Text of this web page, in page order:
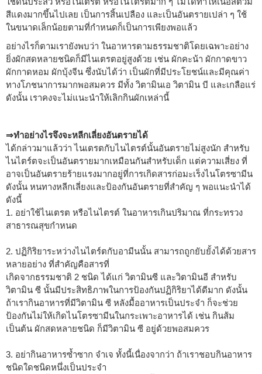
สีแดงมากขึ้นไปเลย เป็นการสิ้นเปลือง และเป็นอันตรายเปล่า ๆ ใช้
ในขนาดเล็กน้อยตามที่กำหนดก็เป็นการเพียงพอแล้ว
อย่างไรก็ตามเรายังพบว่า ในอาหารตามธรรมชาติโดยเฉพาะอย่าง
ยิ่งผักสดหลายชนิดก็มีไนเตรตอยู่สูงด้วย เช่น ผักคะน้า ผักกาดขาว
ผักกาดหอม ผักบุ้งจีน ซึ่งนับได้ว่า เป็นผักที่มีประโยชน์และมีคุณค่า
ทางโภชนาการมากพอสมควร มีทั้ง วิตามินเอ วิตามิน บี และเกลือแร่
ดังนั้น เราคงจะไม่แนะนำให้เลิกกินผักเหล่านี้
⇒ทำอย่างไรจึงจะหลีกเลี่ยงอันตรายได้
ได้กล่าวมาแล้วว่า ไนเตรตกับไนไตรต์นั้นอันตรายไม่สูงนัก สำหรับ
ไนไตร์ตจะเป็นอันตรายมากเหมือนกันสำหรับเด็ก แต่ความเสี่ยง ที่
อาจเป็นอันตรายร้ายแรงมากอยู่ที่การเกิดสารก่อมะเร็งไนโตรซามีน
ดังนั้น หนทางหลีกเลี่ยงและป้องกันอันตรายที่สำคัญ ๆ พอแนะนำได้
ดังนี้
1. อย่าใช้ไนเตรต หรือไนไตรต์ ในอาหารเกินปริมาณ ที่กระทรวง
สาธารณสุขกำหนด
2. ปฏิกิริยาระหว่างไนไตร์ตกับอามีนนั้น สามารถถูกยับยั้งได้ด้วยสาร
หลายอย่าง ที่สำคัญคือสารที่
เกิดจากธรรมชาติ 2 ชนิด ได้แก่ วิตามินซี และวิตามินอี สำหรับ
วิตามิน ซี นั้นมีประสิทธิภาพในการป้องกันปฏิกิริยาได้ดีมาก ดังนั้น
ถ้าเรากินอาหารที่มีวิตามิน ซี หลังมื้ออาหารเป็นประจำ ก็จะช่วย
ป้องกันไม่ให้เกิดไนโตรซามีนในกระเพาะอาหารได้ เช่น กินส้ม
เป็นต้น ผักสดหลายชนิด ก็มีวิตามิน ซี อยู่ด้วยพอสมควร
3. อย่ากินอาหารซ้ำซาก จำเจ ทั้งนี้เนื่องจากว่า ถ้าเราชอบกินอาหาร
ชนิดใดชนิดหนึ่งเป็นประจำ